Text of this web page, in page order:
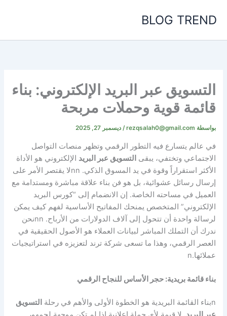
BLOG TREND
التسويق عبر البريد الإلكتروني: بناء
قائمة قوية وحملات مربحة
بواسطة rezqsalah0@gmail.com
/ديسمبر 27, 2025
في عالم يتسارع فيه التطور الرقمي وتظهر منصات التواصل
الاجتماعي وتختفي، يبقى التسويق عبر البريد الإلكتروني هو الأداة
الأكثر استقراراً وقوة في يد المسوق الذكي. nnلا يقتصر الأمر على
إرسال رسائل عشوائية، بل هو فن بناء علاقة مباشرة ومستدامة مع
العميل في مساحته الخاصة. إن الانضمام إلى “كورس البريد
الإلكتروني” المتخصص يمنحك المفاتيح الأساسية لفهم كيف يمكن
لرسالة واحدة أن تتحول إلى آلاف الدولارات من الأرباح. nnنحن
ندرك أن التملك المباشر لبيانات العملاء هو الأصول الحقيقية في
العصر الرقمي، وهذا ما تسعى شركة ترند لتعزيزه في استراتيجيات
عملائها.n
بناء قائمة بريدية: حجر الأساس للنجاح الرقمي
nبناء القائمة البريدية هو الخطوة الأولى والأهم في رحلة التسويق